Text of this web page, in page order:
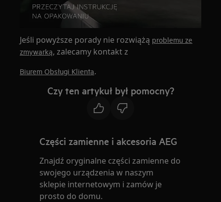
Jeśli powyższe porady nie rozwiążą problemu ze
zmywarką, zalecamy kontakt z
Biurem Obsługi Klienta.
Czy ten artykuł był pomocny?
Części zamienne i akcesoria AEG
Znajdź oryginalne części zamienne do
swojego urządzenia w naszym
sklepie internetowym i zamów je
prosto do domu.